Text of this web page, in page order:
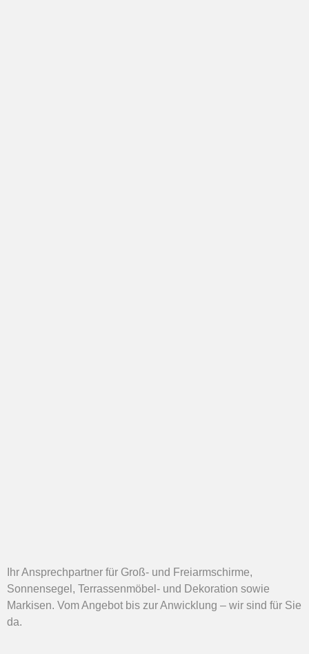
Ihr Ansprechpartner für Groß- und Freiarmschirme,
Sonnensegel, Terrassenmöbel- und Dekoration sowie
Markisen. Vom Angebot bis zur Anwicklung – wir sind für Sie
da.